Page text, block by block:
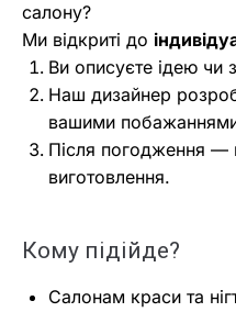
салону?
Ми відкриті до
Ви описуєте ідею чи
Наш дизайнер
вашими
Після погодження —
виготовлення.
Кому підійде?
Салонам краси та